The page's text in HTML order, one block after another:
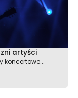
artyści
koncertowe...